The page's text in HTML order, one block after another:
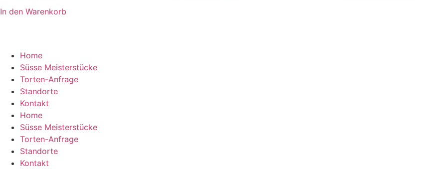
In den Warenkorb
Home
Süsse Meisterstücke
Torten-Anfrage
Standorte
Kontakt
Home
Süsse Meisterstücke
Torten-Anfrage
Standorte
Kontakt